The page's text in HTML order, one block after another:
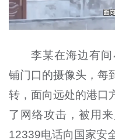
李某在海边有
铺门口的摄像头，每
转，面向远处的港口
了网络攻击，被用
12339电话向国家安